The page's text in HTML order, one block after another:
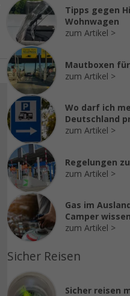
Tipps gegen
Wohnwagen
zum Artikel
Mautboxen
zum Artikel
Wo darf ich
Deutschland
zum Artikel
Regelungen
zum Artikel
Gas im
Camper wissen
zum Artikel
Sicher Reisen
Sicher reisen